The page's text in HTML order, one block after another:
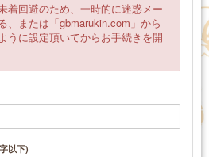
着回避のため、一時的に迷惑メー
、または「gbmarukin.com」から
うに設定頂いてからお手続きを開
以下)